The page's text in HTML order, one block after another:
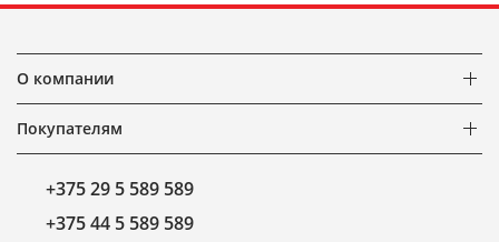
О компании
Покупателям
+375 29 5 589 589
+375 44 5 589 589